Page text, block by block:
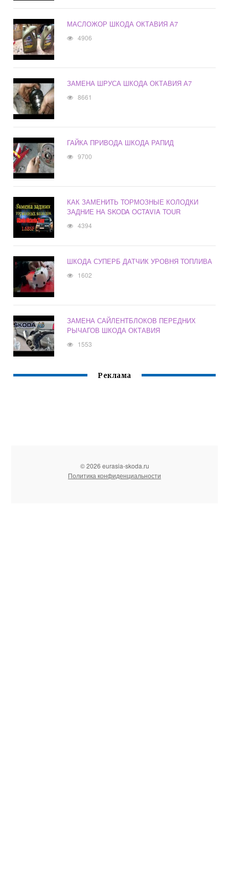
МАСЛОЖОР ШКОДА ОКТАВИЯ А7
4906
ЗАМЕНА ШРУСА ШКОДА ОКТАВИЯ А7
8661
ГАЙКА ПРИВОДА ШКОДА РАПИД
9700
КАК ЗАМЕНИТЬ ТОРМОЗНЫЕ КОЛОДКИ
ЗАДНИЕ НА SKODA OCTAVIA TOUR
4394
ШКОДА СУПЕРБ ДАТЧИК УРОВНЯ ТОПЛИВА
1602
ЗАМЕНА САЙЛЕНТБЛОКОВ ПЕРЕДНИХ
РЫЧАГОВ ШКОДА ОКТАВИЯ
1553
Реклама
© 2026 eurasia-skoda.ru
Политика конфиденциальности